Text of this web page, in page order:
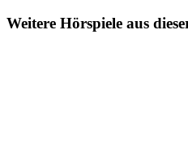
Weitere Hörspiele aus